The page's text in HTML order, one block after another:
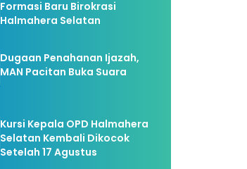
Formasi Baru Birokrasi
Halmahera Selatan
Dugaan Penahanan Ijazah,
Kursi Kepala OPD Halmahera
Selatan Kembali Dikocok
Setelah 17 Agustus